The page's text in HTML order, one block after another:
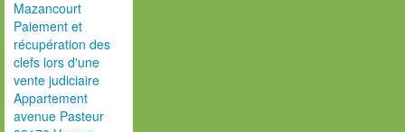
Mazancourt
Paiement et
récupération des
clefs lors d'une
vente judiciaire
Appartement
avenue Pasteur